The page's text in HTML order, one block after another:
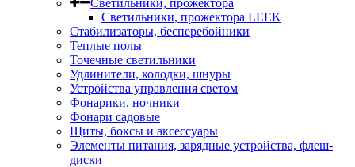
Светильники, прожектора
Светильники, прожектора LEEK
Стабилизаторы, бесперебойники
Теплые полы
Точечные светильники
Удлинители, колодки, шнуры
Устройства управления светом
Фонарики, ночники
Фонари садовые
Щиты, боксы и аксессуары
Элементы питания, зарядные устройства, флеш-
диски